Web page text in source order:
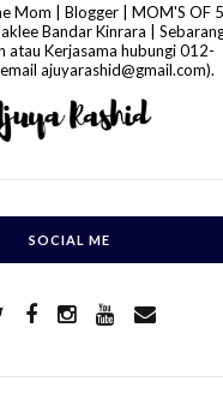
Mom | Blogger | MOM'S OF 5
Bandar Kinrara |
atau Kerjasama hubungi 012-
ajuyarashid@gmail.com).
SOCIAL ME